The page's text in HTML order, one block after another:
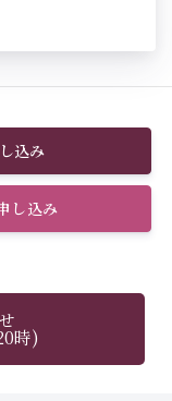
込み
し込み
時)